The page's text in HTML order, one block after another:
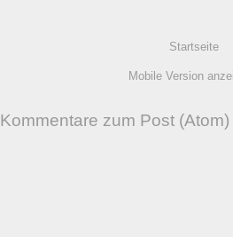
Startseite
Mobile Version
Kommentare zum Post (Atom)